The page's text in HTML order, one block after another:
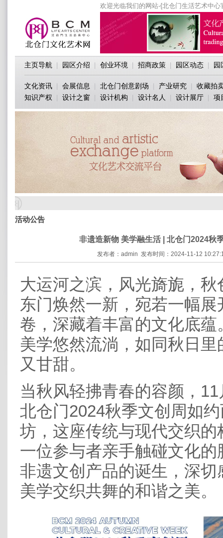
欢迎光临我们的网站-{北仓门生活艺术中心
主页导航 园区介绍 创业环境 招商政策 园区动态 园
文化资讯 会展信息 北仓门创意剧场 产业研究
收藏拍
知识产权
设计之窗 设计机构 设计名人 设计展厅 项
活动公告
非遗造新物 美学融生活 | 北仓门2024秋
发布者：admin 发布时间：2024-11-12
大运河之滨，风光旖旎，
东门焕然一新，宛若一幅
卷，深藏着丰富的文化底
美学悠然流淌，如同秋日
又甘甜。
当秋风轻拂青春的容颜，
北仓门2024秋季文创周如
坊，这座传统与现代交织
一位参与者亲手触碰文化
非遗文创产品的诞生，深
美学交织共舞的和谐之美。